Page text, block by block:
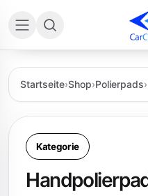
Startseite›Shop›Polierpads›
Kategorie